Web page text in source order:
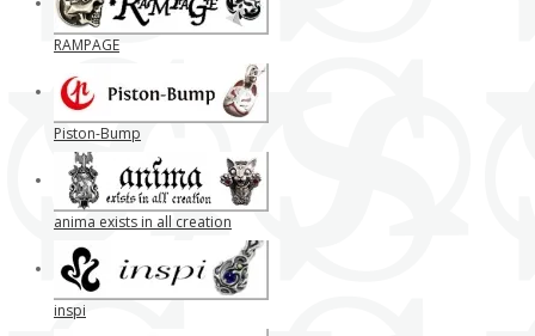
RAMPAGE
Piston-Bump
anima exists in all creation
inspi